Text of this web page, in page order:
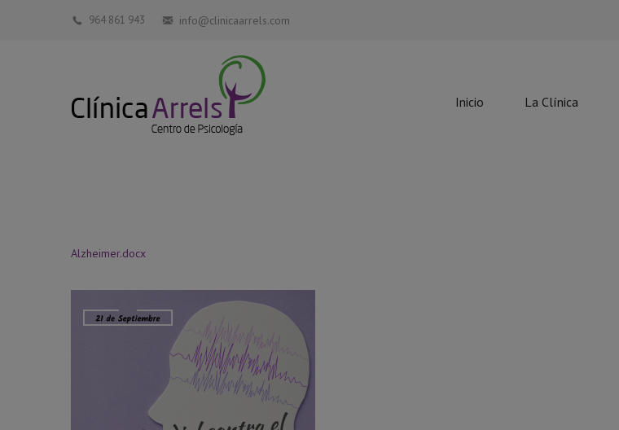
964 861 943 info@clinicaarrels.com
Inicio La Clínica
Alzheimer.docx